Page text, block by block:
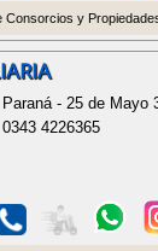
y
Paraná - 25 de Mayo
0343 4226365